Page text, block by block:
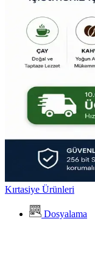
Kırtasiye Ürünleri
Dosyalama